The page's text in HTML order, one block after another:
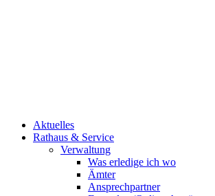
Aktuelles
Rathaus & Service
Verwaltung
Was erledige ich wo
Ämter
Ansprechpartner